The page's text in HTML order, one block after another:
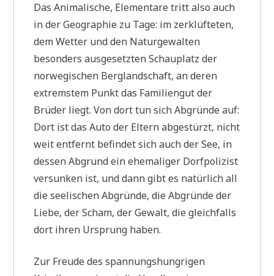
Das Animalische, Elementare tritt also auch
in der Geographie zu Tage: im zerklüfteten,
dem Wetter und den Naturgewalten
besonders ausgesetzten Schauplatz der
norwegischen Berglandschaft, an deren
extremstem Punkt das Familiengut der
Brüder liegt. Von dort tun sich Abgründe auf:
Dort ist das Auto der Eltern abgestürzt, nicht
weit entfernt befindet sich auch der See, in
dessen Abgrund ein ehemaliger Dorfpolizist
versunken ist, und dann gibt es natürlich all
die seelischen Abgründe, die Abgründe der
Liebe, der Scham, der Gewalt, die gleichfalls
dort ihren Ursprung haben.
Zur Freude des spannungshungrigen